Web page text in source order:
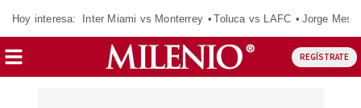
Hoy interesa: Inter Miami vs Monterrey Toluca vs LAFC Jorge Messi
REGÍSTRATE